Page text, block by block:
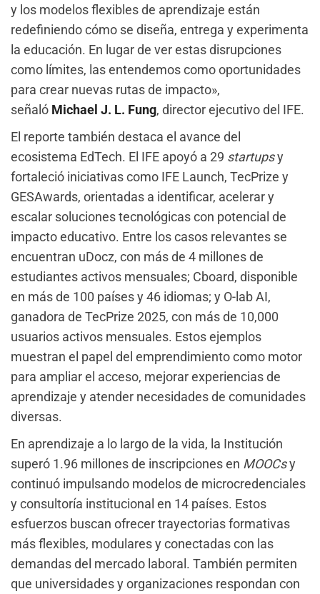
y los modelos flexibles de aprendizaje están
redefiniendo cómo se diseña, entrega y experimenta
la educación. En lugar de ver estas disrupciones
como límites, las entendemos como oportunidades
para crear nuevas rutas de impacto»,
señaló Michael J. L. Fung, director ejecutivo del IFE.
El reporte también destaca el avance del
ecosistema EdTech. El IFE apoyó a 29 startupsy
fortaleció iniciativas como IFE Launch, TecPrize y
GESAwards, orientadas a identificar, acelerar y
escalar soluciones tecnológicas con potencial de
impacto educativo. Entre los casos relevantes se
encuentran uDocz, con más de 4 millones de
estudiantes activos mensuales; Cboard, disponible
en más de 100 países y 46 idiomas; y O-lab AI,
ganadora de TecPrize 2025, con más de 10,000
usuarios activos mensuales. Estos ejemplos
muestran el papel del emprendimiento como motor
para ampliar el acceso, mejorar experiencias de
aprendizaje y atender necesidades de comunidades
diversas.
En aprendizaje a lo largo de la vida, la Institución
superó 1.96 millones de inscripciones en MOOCsy
continuó impulsando modelos de microcredenciales
y consultoría institucional en 14 países. Estos
esfuerzos buscan ofrecer trayectorias formativas
más flexibles, modulares y conectadas con las
demandas del mercado laboral. También permiten
que universidades y organizaciones respondan con